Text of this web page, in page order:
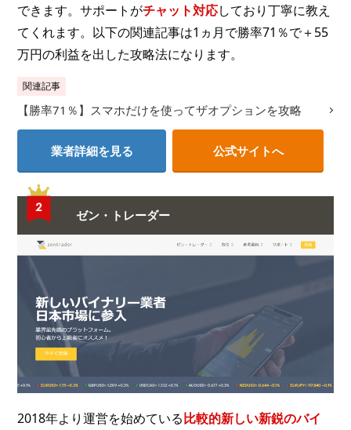
できます。サポートがチャット対応しており丁寧に教え
てくれます。以下の関連記事は1ヵ月で勝率71％で＋55
万円の利益を出した攻略法になります。
関連記事
【勝率71％】スマホだけを使ってザオプションを攻略
業者詳細を見る 公式サイトへ
ゼン・トレーダー
2018年より運営を始めている比較的新しい新鋭のバイ